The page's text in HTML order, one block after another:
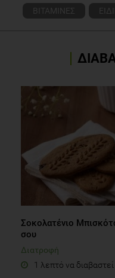
ΒΙΤΑΜΙΝΕΣ
Σοκολατένιο
σου
Διατροφή
1 λεπτό να διαβαστεί